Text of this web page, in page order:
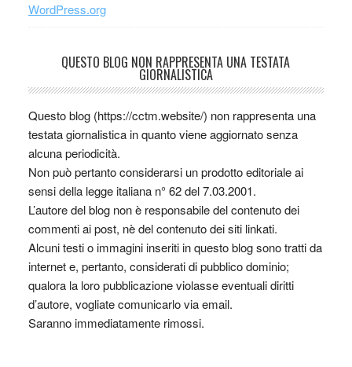
WordPress.org
QUESTO BLOG NON RAPPRESENTA UNA TESTATA
GIORNALISTICA
Questo blog (https://cctm.website/) non rappresenta una
testata giornalistica in quanto viene aggiornato senza
alcuna periodicità.
Non può pertanto considerarsi un prodotto editoriale ai
sensi della legge italiana n° 62 del 7.03.2001.
L’autore del blog non è responsabile del contenuto dei
commenti ai post, nè del contenuto dei siti linkati.
Alcuni testi o immagini inseriti in questo blog sono tratti da
internet e, pertanto, considerati di pubblico dominio;
qualora la loro pubblicazione violasse eventuali diritti
d’autore, vogliate comunicarlo via email.
Saranno immediatamente rimossi.